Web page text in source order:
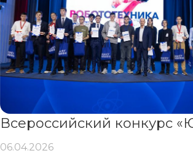
06.04.2026